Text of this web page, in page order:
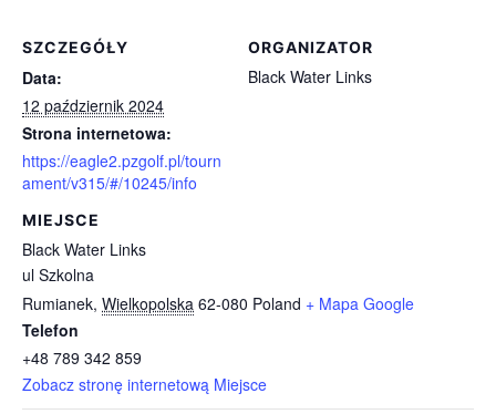
SZCZEGÓŁY
Data:
12 październik 2024
Strona internetowa:
https://eagle2.pzgolf.pl/tourn
ament/v315/#/10245/info
MIEJSCE
Black Water Links
ul Szkolna
Rumianek, Wielkopolska 62-080 Poland + Mapa Google
Telefon
+48 789 342 859
Zobacz stronę internetową Miejsce
ORGANIZATOR
Black Water Links